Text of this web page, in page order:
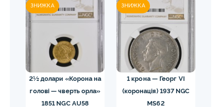
ЗНИЖКА
2½ долари «Корона на
голові — чверть орла»
1851 NGC AU58
ЗНИЖКА
1 крона — Георг VI
(коронація) 1937 NGC
MS62